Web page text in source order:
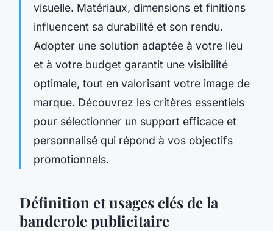
visuelle. Matériaux, dimensions et finitions
influencent sa durabilité et son rendu.
Adopter une solution adaptée à votre lieu
et à votre budget garantit une visibilité
optimale, tout en valorisant votre image de
marque. Découvrez les critères essentiels
pour sélectionner un support efficace et
personnalisé qui répond à vos objectifs
promotionnels.
Définition et usages clés de la
banderole publicitaire